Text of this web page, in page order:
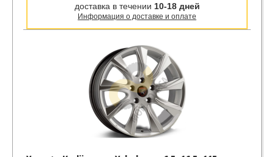
доставка в течении 10-18 дней
Информация о доставке и оплате